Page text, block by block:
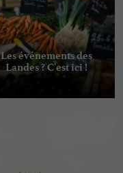
Les événements des
Landes ? C'est ici !